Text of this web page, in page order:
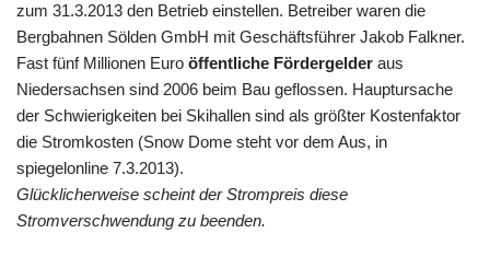
zum 31.3.2013 den Betrieb einstellen. Betreiber waren die
Bergbahnen Sölden GmbH mit Geschäftsführer Jakob Falkner.
Fast fünf Millionen Euro öffentliche Fördergelder aus
Niedersachsen sind 2006 beim Bau geflossen. Hauptursache
der Schwierigkeiten bei Skihallen sind als größter Kostenfaktor
die Stromkosten (Snow Dome steht vor dem Aus, in
spiegelonline 7.3.2013).
Glücklicherweise scheint der Strompreis diese
Stromverschwendung zu beenden.